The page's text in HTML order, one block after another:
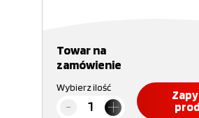
Towar na
zamówienie
Wybierz ilość